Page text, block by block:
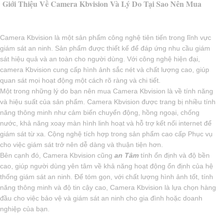
Giới Thiệu Về Camera Kbvision Và Lý Do Tại Sao Nên Mua
Camera Kbvision là một sản phẩm công nghệ tiên tiến trong lĩnh vực
giám sát an ninh. Sản phẩm được thiết kế để đáp ứng nhu cầu giám
sát hiệu quả và an toàn cho người dùng. Với công nghệ hiện đại,
camera Kbvision cung cấp hình ảnh sắc nét và chất lượng cao, giúp
quan sát mọi hoạt động một cách rõ ràng và chi tiết.
Một trong những lý do bạn nên mua Camera Kbvision là về tính năng
và hiệu suất của sản phẩm. Camera Kbvision được trang bị nhiều tính
năng thông minh như cảm biến chuyển động, hồng ngoại, chống
nước, khả năng xoay màn hình linh hoạt và hỗ trợ kết nối internet để
giám sát từ xa. Cộng nghệ tích hợp trong sản phẩm cao cấp Phục vụ
cho việc giám sát trở nên dễ dàng và thuận tiện hơn.
Bên cạnh đó, Camera Kbvision cũng an Tâm tính ổn định và độ bền
cao, giúp người dùng yên tâm về khả năng hoạt động ổn định của hệ
thống giám sát an ninh. Để tóm gọn, với chất lượng hình ảnh tốt, tính
năng thông minh và độ tin cậy cao, Camera Kbvision là lựa chọn hàng
đầu cho việc bảo vệ và giám sát an ninh cho gia đình hoặc doanh
nghiệp của bạn.